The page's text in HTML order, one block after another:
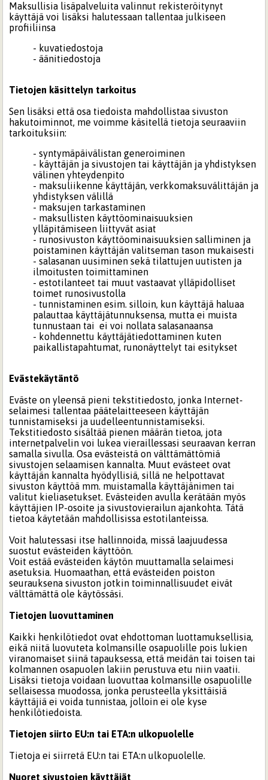
Maksullisia lisäpalveluita valinnut rekisteröitynyt
käyttäjä voi lisäksi halutessaan tallentaa julkiseen
profiiliinsa
- kuvatiedostoja
- äänitiedostoja
Tietojen käsittelyn tarkoitus
Sen lisäksi että osa tiedoista mahdollistaa sivuston
hakutoiminnot, me voimme käsitellä tietoja seuraaviin
tarkoituksiin:
- syntymäpäivälistan generoiminen
- käyttäjän ja sivustojen tai käyttäjän ja yhdistyksen
välinen yhteydenpito
- maksuliikenne käyttäjän, verkkomaksuvälittäjän ja
yhdistyksen välillä
- maksujen tarkastaminen
- maksullisten käyttöominaisuuksien
ylläpitämiseen liittyvät asiat
- runosivuston käyttöominaisuuksien salliminen ja
poistaminen käyttäjän valitseman tason mukaisesti
- salasanan uusiminen sekä tilattujen uutisten ja
ilmoitusten toimittaminen
- estotilanteet tai muut vastaavat ylläpidolliset
toimet runosivustolla
- tunnistaminen esim. silloin, kun käyttäjä haluaa
palauttaa käyttäjätunnuksensa, mutta ei muista
tunnustaan tai ei voi nollata salasanaansa
- kohdennettu käyttäjätiedottaminen kuten
paikallistapahtumat, runonäyttelyt tai esitykset
Evästekäytäntö
Eväste on yleensä pieni tekstitiedosto, jonka Internet-
selaimesi tallentaa päätelaitteeseen käyttäjän
tunnistamiseksi ja uudelleentunnistamiseksi.
Tekstitiedosto sisältää pienen määrän tietoa, jota
internetpalvelin voi lukea vieraillessasi seuraavan kerran
samalla sivulla. Osa evästeistä on välttämättömiä
sivustojen selaamisen kannalta. Muut evästeet ovat
käyttäjän kannalta hyödyllisiä, sillä ne helpottavat
sivuston käyttöä mm. muistamalla käyttäjänimen tai
valitut kieliasetukset. Evästeiden avulla kerätään myös
käyttäjien IP-osoite ja sivustovierailun ajankohta. Tätä
tietoa käytetään mahdollisissa estotilanteissa.
Voit halutessasi itse hallinnoida, missä laajuudessa
suostut evästeiden käyttöön.
Voit estää evästeiden käytön muuttamalla selaimesi
asetuksia. Huomaathan, että evästeiden poiston
seurauksena sivuston jotkin toiminnallisuudet eivät
välttämättä ole käytössäsi.
Tietojen luovuttaminen
Kaikki henkilötiedot ovat ehdottoman luottamuksellisia,
eikä niitä luovuteta kolmansille osapuolille pois lukien
viranomaiset siinä tapauksessa, että meidän tai toisen tai
kolmannen osapuolen lakiin perustuva etu niin vaatii.
Lisäksi tietoja voidaan luovuttaa kolmansille osapuolille
sellaisessa muodossa, jonka perusteella yksittäisiä
käyttäjiä ei voida tunnistaa, jolloin ei ole kyse
henkilötiedoista.
Tietojen siirto EU:n tai ETA:n ulkopuolelle
Tietoja ei siirretä EU:n tai ETA:n ulkopuolelle.
Nuoret sivustojen käyttäjät